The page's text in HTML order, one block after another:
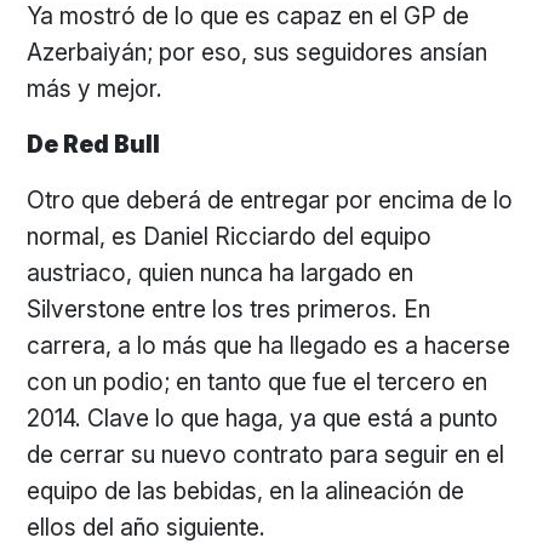
Ya mostró de lo que es capaz en el GP de
Azerbaiyán; por eso, sus seguidores ansían
más y mejor.
De Red Bull
Otro que deberá de entregar por encima de lo
normal, es Daniel Ricciardo del equipo
austriaco, quien nunca ha largado en
Silverstone entre los tres primeros. En
carrera, a lo más que ha llegado es a hacerse
con un podio; en tanto que fue el tercero en
2014. Clave lo que haga, ya que está a punto
de cerrar su nuevo contrato para seguir en el
equipo de las bebidas, en la alineación de
ellos del año siguiente.